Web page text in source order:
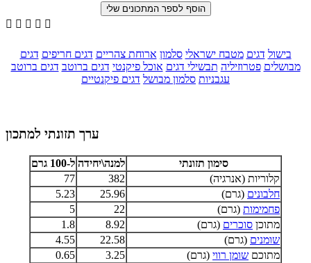
    
בישול דגים מטבח ישראלי סלמון ארוחת צהריים דגים חריפים דגים
מבושלים פטרוזיליה תבשילי דגים אוכל פיקנטי דגים ברוטב דגים ברוטב
עגבניות סלמון מבושל דגים פיקנטיים
ערך תזונתי למתכון
סימון תזונתי למנה\יחידה ל-100 גרם
קלוריות (אנרגיה)
382
77
חלבונים (גרם) 25.96
5.23
פחמימות (גרם) 22
5
מתוכן סוכרים (גרם) 8.92
1.8
שומנים (גרם) 22.58
4.55
מתוכם שומן רווי (גרם) 3.25
0.65